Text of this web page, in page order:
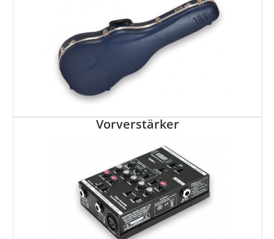
Vorverstärker